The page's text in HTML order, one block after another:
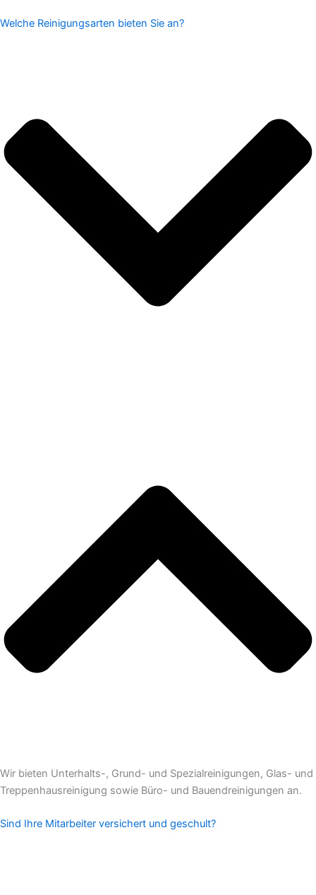
Welche Reinigungsarten bieten Sie an?
Wir bieten Unterhalts-, Grund- und Spezialreinigungen, Glas- und
Treppenhausreinigung sowie Büro- und Bauendreinigungen an.
Sind Ihre Mitarbeiter versichert und geschult?